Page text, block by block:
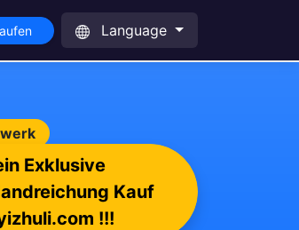
Language
Exklusive
Kauf
!!!